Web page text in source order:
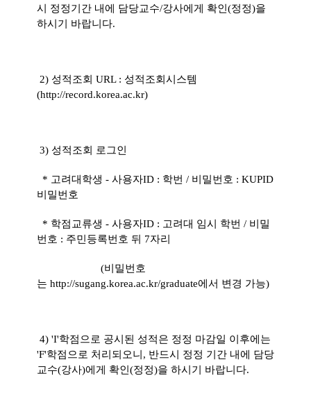
시 정정기간 내에 담당교수/강사에게 확인(정정)을
하시기 바랍니다.
2) 성적조회 URL : 성적조회시스템
(http://record.korea.ac.kr)
3) 성적조회 로그인
* 고려대학생 - 사용자ID : 학번 / 비밀번호 : KUPID
비밀번호
* 학점교류생 - 사용자ID : 고려대 임시 학번 / 비밀
번호 : 주민등록번호 뒤 7자리
(비밀번호
는 http://sugang.korea.ac.kr/graduate에서 변경 가능)
4) 'I'학점으로 공시된 성적은 정정 마감일 이후에는
'F'학점으로 처리되오니, 반드시 정정 기간 내에 담당
교수(강사)에게 확인(정정)을 하시기 바랍니다.